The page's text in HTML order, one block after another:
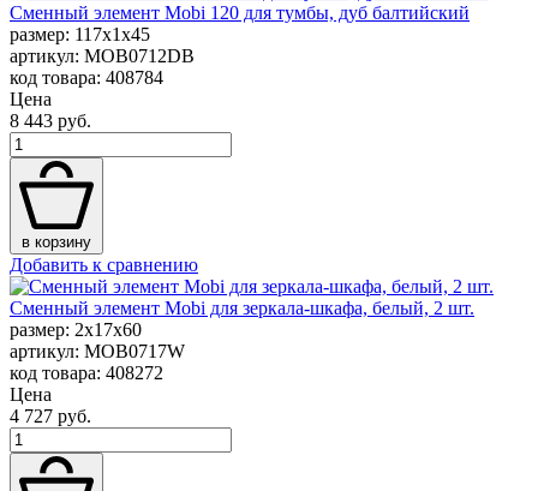
Сменный элемент Mobi 120 для тумбы, дуб балтийский
размер: 117x1x45
артикул: MOB0712DB
код товара: 408784
Цена
8 443 руб.
в корзину
Добавить к сравнению
Сменный элемент Mobi для зеркала-шкафа, белый, 2 шт.
размер: 2x17x60
артикул: MOB0717W
код товара: 408272
Цена
4 727 руб.